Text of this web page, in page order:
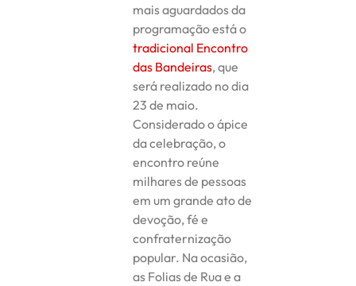
mais aguardados da
programação está o
tradicional Encontro
das Bandeiras, que
será realizado no dia
23 de maio.
Considerado o ápice
da celebração, o
encontro reúne
milhares de pessoas
em um grande ato de
devoção, fé e
confraternização
popular. Na ocasião,
as Folias de Rua e a